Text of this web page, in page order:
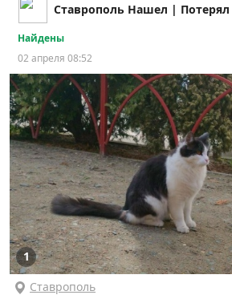
Ставрополь Нашел | Потерял
Найдены
02 апреля 08:52
1
Ставрополь